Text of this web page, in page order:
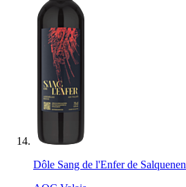
Dôle Sang de l'Enfer de Salquenen